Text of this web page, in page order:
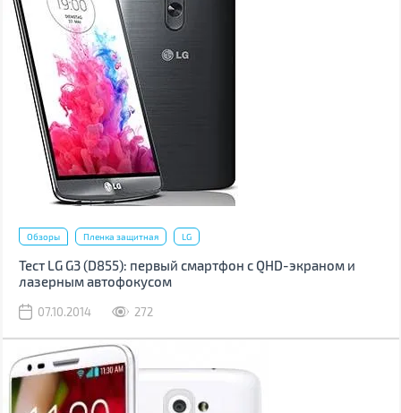
Обзоры Пленка защитная LG
Тест LG G3 (D855): первый смартфон с QHD-экраном и
лазерным автофокусом
07.10.2014 272